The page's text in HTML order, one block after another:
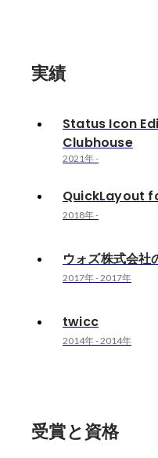
実績
Status Icon
Clubhouse
2021年-
QuickLayout
2018年-
ウォズ株式会社
2017年-2017年
twicc
2014年-2014年
受賞と資格